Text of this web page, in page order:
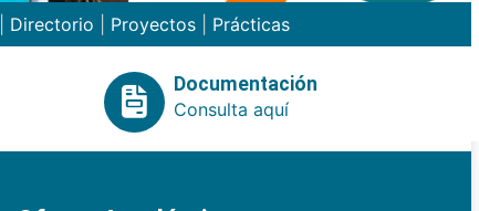
Directorio Proyectos| Prácticas
Documentación
Consulta aquí